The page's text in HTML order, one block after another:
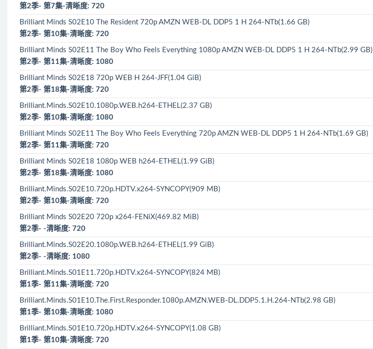
第2季- 第7集-清晰度: 720
Brilliant Minds S02E10 The Resident 720p AMZN WEB-DL DDP5 1 H 264-NTb(1.66 GB)
第2季- 第10集-清晰度: 720
Brilliant Minds S02E11 The Boy Who Feels Everything 1080p AMZN WEB-DL DDP5 1 H 264-NTb(2.99 GB)
第2季- 第11集-清晰度: 1080
Brilliant Minds S02E18 720p WEB H 264-JFF(1.04 GiB)
第2季- 第18集-清晰度: 720
Brilliant.Minds.S02E10.1080p.WEB.h264-ETHEL(2.37 GB)
第2季- 第10集-清晰度: 1080
Brilliant Minds S02E11 The Boy Who Feels Everything 720p AMZN WEB-DL DDP5 1 H 264-NTb(1.69 GB)
第2季- 第11集-清晰度: 720
Brilliant Minds S02E18 1080p WEB h264-ETHEL(1.99 GiB)
第2季- 第18集-清晰度: 1080
Brilliant.Minds.S02E10.720p.HDTV.x264-SYNCOPY(909 MB)
第2季- 第10集-清晰度: 720
Brilliant Minds S02E20 720p x264-FENiX(469.82 MiB)
第2季- -清晰度: 720
Brilliant.Minds.S02E20.1080p.WEB.h264-ETHEL(1.99 GiB)
第2季- -清晰度: 1080
Brilliant.Minds.S01E11.720p.HDTV.x264-SYNCOPY(824 MB)
第1季- 第11集-清晰度: 720
Brilliant.Minds.S01E10.The.First.Responder.1080p.AMZN.WEB-DL.DDP5.1.H.264-NTb(2.98 GB)
第1季- 第10集-清晰度: 1080
Brilliant.Minds.S01E10.720p.HDTV.x264-SYNCOPY(1.08 GB)
第1季- 第10集-清晰度: 720